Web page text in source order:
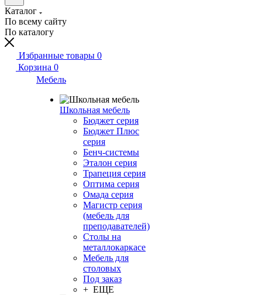
Каталог
По всему сайту
По каталогу
Избранные товары 0
Корзина 0
Мебель
Школьная мебель
Бюджет серия
Бюджет Плюс
серия
Бенч-системы
Эталон серия
Трапеция серия
Оптима серия
Омада серия
Магистр серия
(мебель для
преподавателей)
Столы на
металлокаркасе
Мебель для
столовых
Под заказ
+ ЕЩЕ